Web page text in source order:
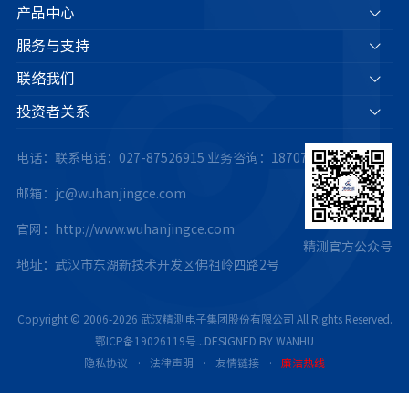
产品中心
服务与支持
联络我们
投资者关系
电话：联系电话：027-87526915 业务咨询：18707175063
邮箱：jc@wuhanjingce.com
官网：http://www.wuhanjingce.com
地址：武汉市东湖新技术开发区佛祖岭四路2号
精测官方公众号
Copyright © 2006-2026 武汉精测电子集团股份有限公司 All Rights Reserved.
鄂ICP备19026119号
DESIGNED BY WANHU
隐私协议
· 法律声明 · 友情链接 · 廉洁热线